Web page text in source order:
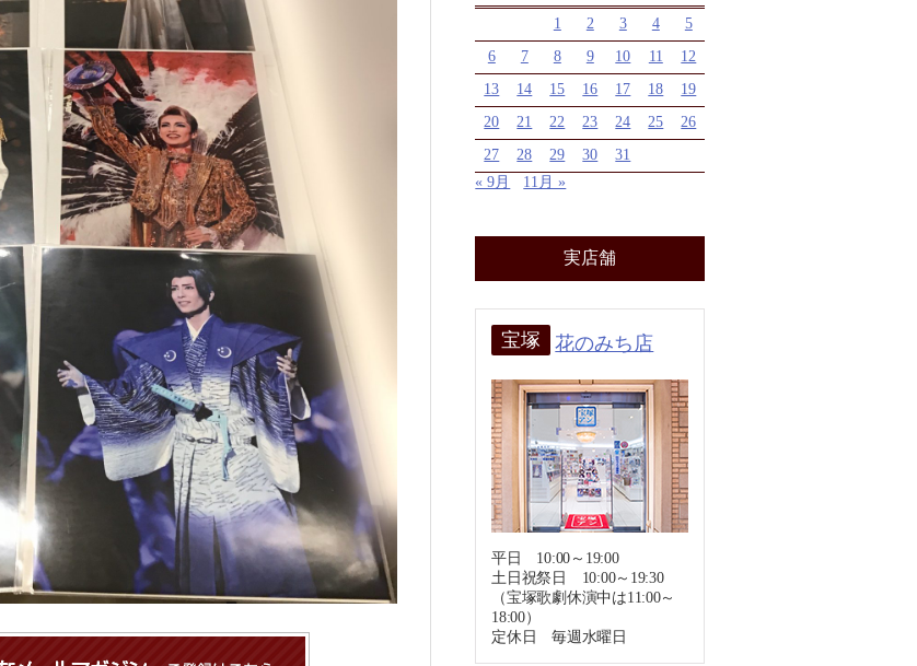
1 2 3 4
5
6
7 8 9 10 11
12
13
14 15 16 17 18
19
20
21 22 23 24 25
26
27
28 29 30
31
« 9月
11月 »
実店舗
宝塚 花のみち店
平日 10:00～19:00
土日祝祭日 10:00～19:30
（宝塚歌劇休演中は11:00～
18:00）
定休日 毎週水曜日